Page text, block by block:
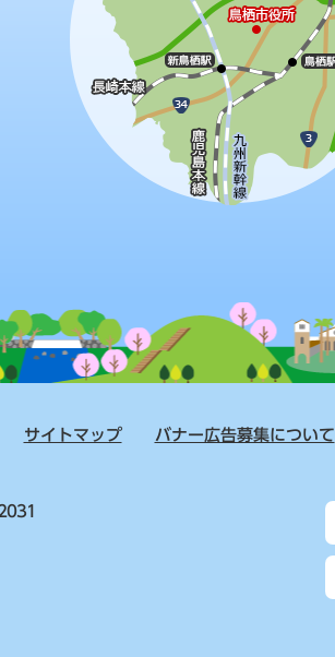
サイトマップ バナー広告募集について